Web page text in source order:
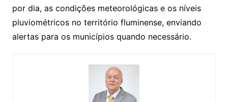
por dia, as condições meteorológicas e os níveis
pluviométricos no território fluminense, enviando
alertas para os municípios quando necessário.